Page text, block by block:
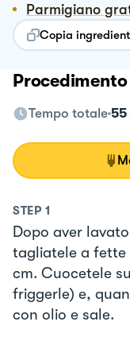
Parmigiano
Copia
Procedimento
Tempo totale
STEP 1
Dopo aver
tagliatele a fette
cm. Cuocetele
friggerle) e,
con olio e sale.